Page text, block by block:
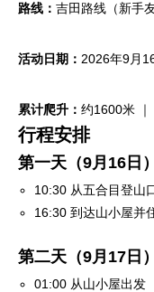
路线： 吉田路线（新手
活动日期： 2026年9月
累计爬升： 约1600米 ｜
行程安排
第一天（9月16日）
10:30 从五合目登山
16:30 到达山小屋并
第二天（9月17日）
01:00 从山小屋出发